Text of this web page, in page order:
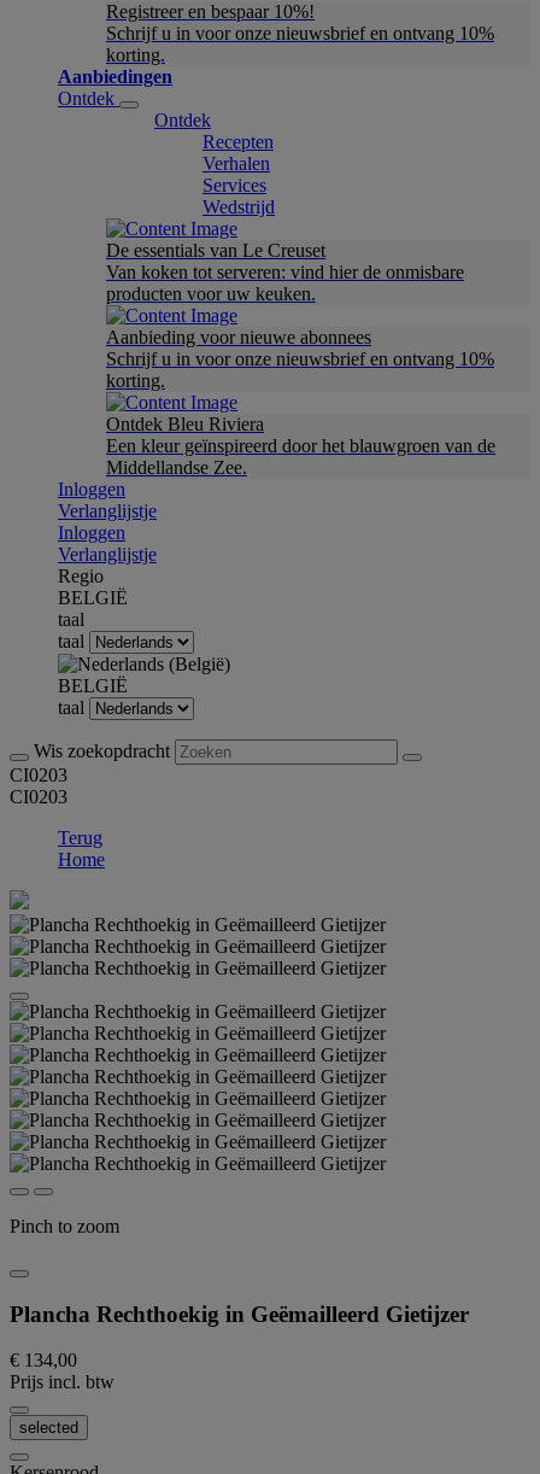
Registreer en bespaar 10%!
Schrijf u in voor onze nieuwsbrief en ontvang 10%
korting.
Aanbiedingen
Ontdek
Ontdek
Recepten
Verhalen
Services
Wedstrijd
De essentials van Le Creuset
Van koken tot serveren: vind hier de onmisbare
producten voor uw keuken.
Aanbieding voor nieuwe abonnees
Schrijf u in voor onze nieuwsbrief en ontvang 10%
korting.
Ontdek Bleu Riviera
Een kleur geïnspireerd door het blauwgroen van de
Middellandse Zee.
Inloggen
Verlanglijstje
Inloggen
Verlanglijstje
Regio
BELGIË
taal
taal
BELGIË
taal
Wis zoekopdracht
CI0203
CI0203
Terug
Home
Pinch to zoom
Plancha Rechthoekig in Geëmailleerd Gietijzer
€ 134,00
Prijs incl. btw
selected